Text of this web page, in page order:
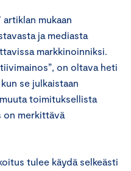
mukaan
ja mediasta
markkinoinniksi.
on oltava heti
se julkaistaan
toimituksellista
on merkittävä
tulee käydä selkeästi